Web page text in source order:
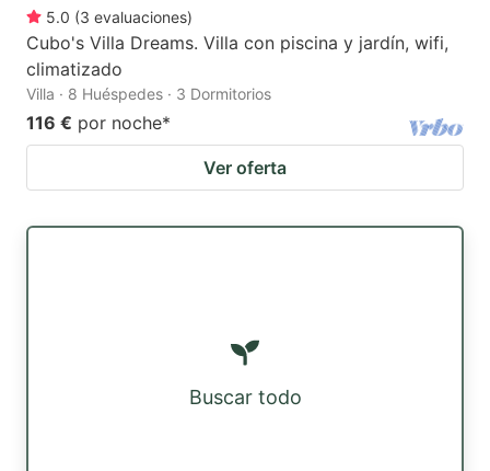
5.0 (3 evaluaciones)
Cubo's Villa Dreams. Villa con piscina y jardín, wifi,
climatizado
Villa · 8 Huéspedes · 3 Dormitorios
116 € por noche*
Ver oferta
Buscar todo